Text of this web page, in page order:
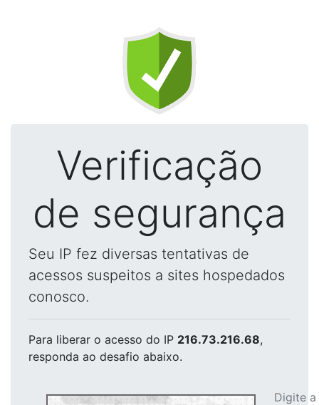
Verificação
de segurança
Seu IP fez diversas tentativas de
acessos suspeitos a sites hospedados
conosco.
Para liberar o acesso do IP 216.73.216.68,
responda ao desafio abaixo.
Digite